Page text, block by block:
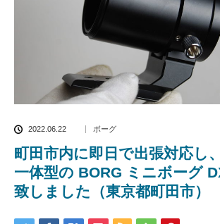
2022.06.22 ボーグ
町田市内に即日で出張対応し
一体型の BORG ミニボーグ
致しました（東京都町田市）